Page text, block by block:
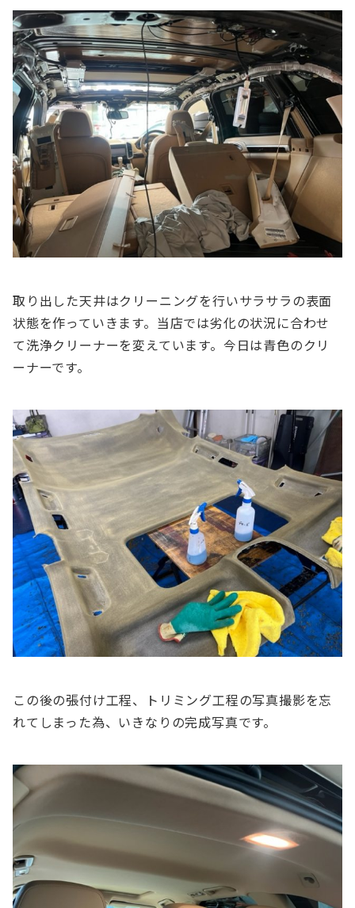
取り出した天井はクリーニングを行いサラサラの表面
状態を作っていきます。当店では劣化の状況に合わせ
て洗浄クリーナーを変えています。今日は青色のクリ
ーナーです。
この後の張付け工程、トリミング工程の写真撮影を忘
れてしまった為、いきなりの完成写真です。